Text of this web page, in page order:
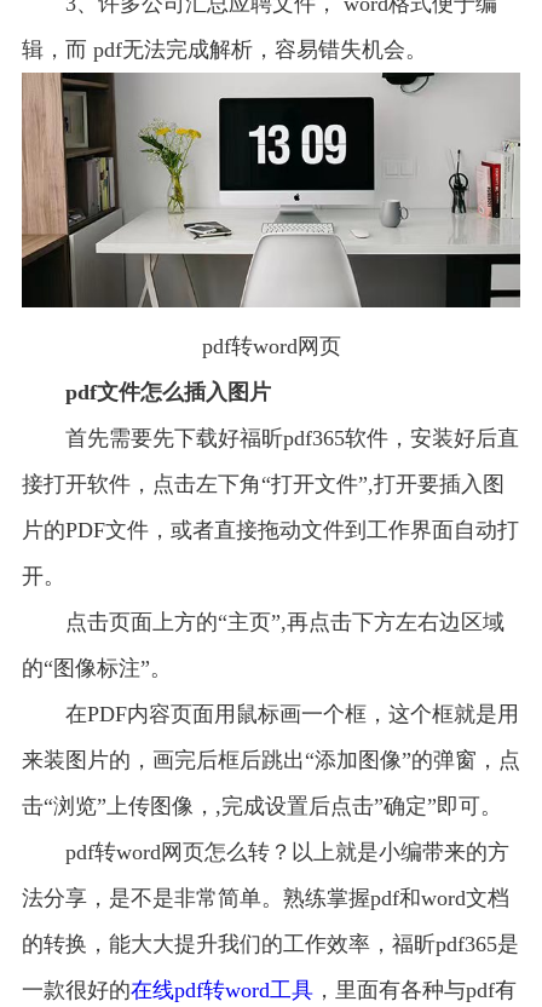
辑，而 pdf无法完成解析，容易错失机会。
pdf转word网页
pdf文件怎么插入图片
首先需要先下载好福昕pdf365软件，安装好后直
接打开软件，点击左下角“打开文件”,打开要插入图
片的PDF文件，或者直接拖动文件到工作界面自动打
开。
点击页面上方的“主页”,再点击下方左右边区域
的“图像标注”。
在PDF内容页面用鼠标画一个框，这个框就是用
来装图片的，画完后框后跳出“添加图像”的弹窗，点
击“浏览”上传图像，,完成设置后点击”确定”即可。
pdf转word网页怎么转？以上就是小编带来的方
法分享，是不是非常简单。熟练掌握pdf和word文档
的转换，能大大提升我们的工作效率，福昕pdf365是
一款很好的在线pdf转word工具，里面有各种与pdf有